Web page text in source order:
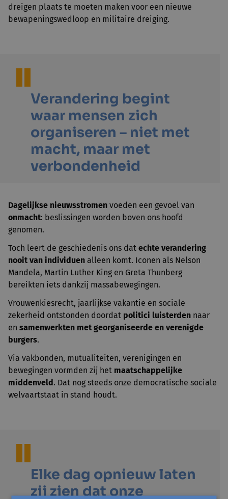
dreigen plaats te moeten maken voor een nieuwe
bewapeningswedloop en militaire dreiging.
Verandering begint
waar mensen zich
organiseren – niet met
macht, maar met
verbondenheid
Dagelijkse nieuwsstromen voeden een gevoel van
onmacht: beslissingen worden boven ons hoofd
genomen.
Toch leert de geschiedenis ons dat echte verandering
nooit van individuen alleen komt. Iconen als Nelson
Mandela, Martin Luther King en Greta Thunberg
bereikten iets dankzij massabewegingen.
Vrouwenkiesrecht, jaarlijkse vakantie en sociale
zekerheid ontstonden doordat politici luisterden naar
en samenwerkten met georganiseerde en verenigde
burgers.
Via vakbonden, mutualiteiten, verenigingen en
bewegingen vormden zij het maatschappelijke
middenveld. Dat nog steeds onze democratische sociale
welvaartstaat in stand houdt.
Elke dag opnieuw laten
zij zien dat onze